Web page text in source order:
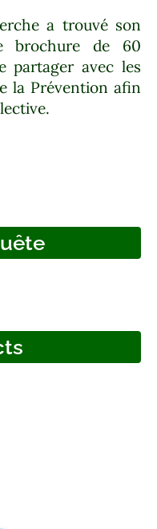
a trouvé son
brochure de 60
partager avec les
la Prévention afin